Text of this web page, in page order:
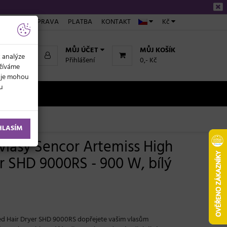
Kč
DOPRAVA PLATBA KONTAKT
MŮJ KOŠÍK
0,- Kč
MŮJ ÚČET
Přihlášení
Sencor Artemiss High
9000RS - 900 W, bílý
Hair Dryer SHD 9000RS dopřejete vašim vlasům
mohou